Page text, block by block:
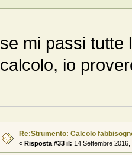
se mi passi tutte
calcolo, io
Re:Strumento: Calcolo
« Risposta #33 il: 14 Settembre 2016,